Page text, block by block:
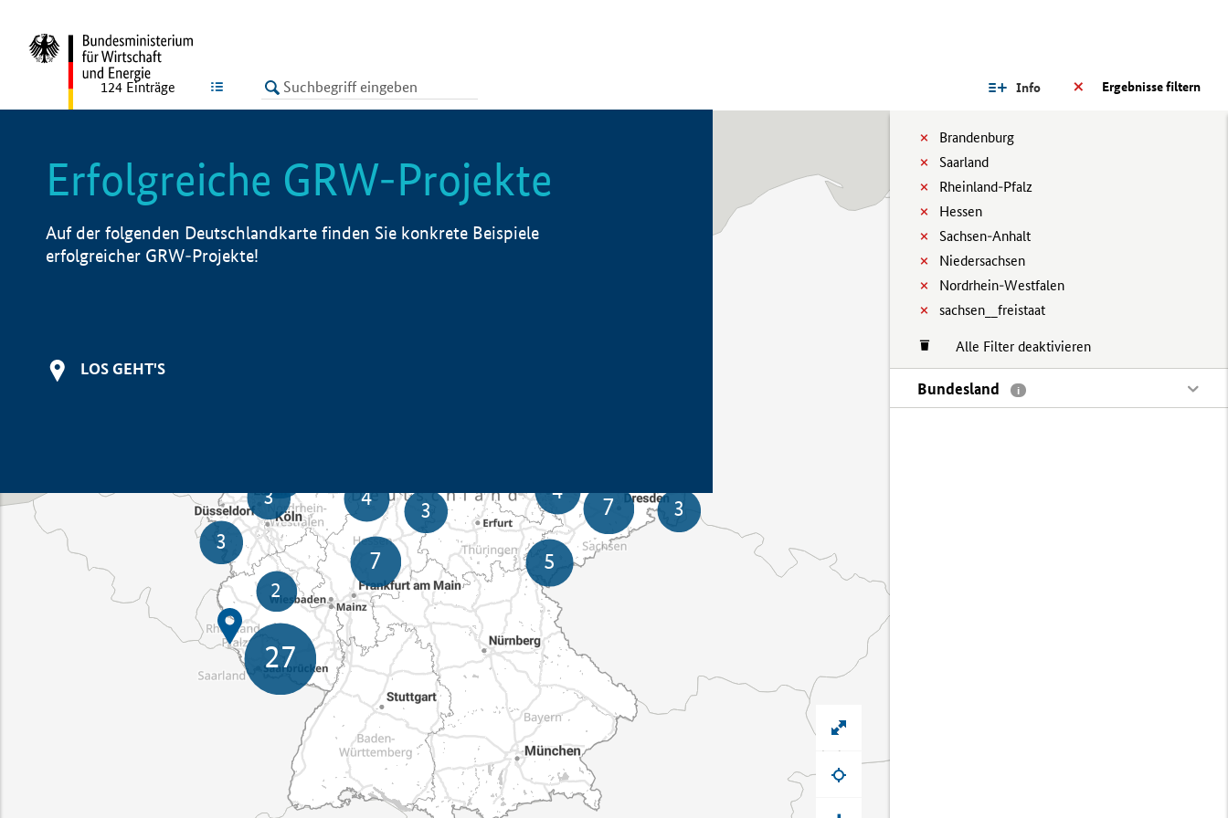
LISTE Ergebnisse filtern
Info
Brandenburg
Saarland
Rheinland-Pfalz
Hessen
Sachsen-Anhalt
Niedersachsen
Nordrhein-Westfalen
sachsen__freistaat
Alle Filter deaktivieren
Bundesland i
124 Einträge
Erfolgreiche GRW-Projekte
Auf der folgenden Deutschlandkarte finden Sie konkrete Beispiele
erfolgreicher GRW-Projekte!
LOS GEHT'S